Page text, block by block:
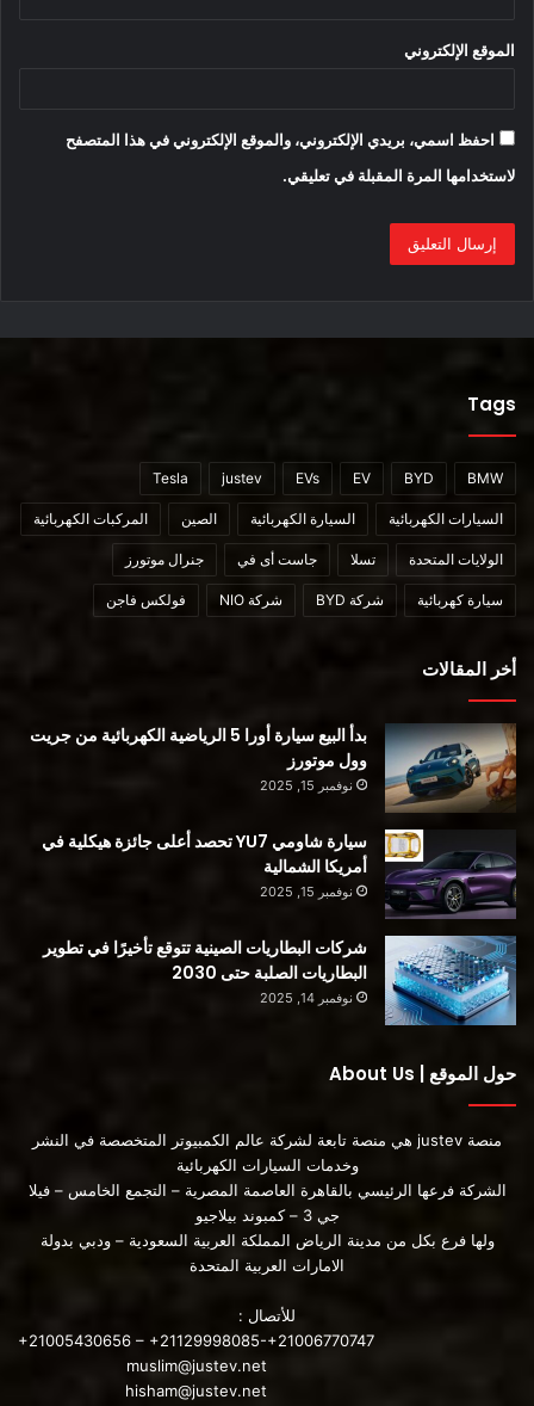
قائمة Autotrader كما يلي. إلى جانب أفضل السيارات الجديدة لعام
2022 ، نقوم بتضمين السيارات الهجينة والتي تعمل بالوقود حتى
تتمكن من معرفة السيارات التي اختارها المنشور بالضبط. لم يتم
ترتيبها ، بل تم سردها حسب الترتيب الأبجدي :
فورد F-150 لايتنينغ موديل 2022
فورد مافريك موديل 2022
Genesis GV70 موديل 2022
هوندا سيفيك موديل 2022
هيونداي أيونيك 5 موديل 2022
جيب جراند شيروكي موديل 2022
كيا كرنفال موديل 2022
نيسان فرونتير موديل 2022
ريفيان R1T موديل 2022
فولكس فاجن جولف جي تي آي موديل 2022
الموقع الإلكتروني
احفظ اسمي، بريدي الإلكتروني، والموقع الإلكتروني في هذا المتصفح
لاستخدامها المرة المقبلة في تعليقي.
Tags
BMW
BYD
EV
EVs
justev
Tesla
السيارات الكهربائية السيارة الكهربائية الصين المركبات الكهربائية
الولايات المتحدة تسلا جاست أى في جنرال موتورز
سيارة كهربائية شركة BYD شركة NIO فولكس فاجن
أخر المقالات
بدأ البيع سيارة أورا 5 الرياضية الكهربائية من جريت
وول موتورز
نوفمبر 15, 2025
سيارة شاومي YU7 تحصد أعلى جائزة هيكلية في
أمريكا الشمالية
نوفمبر 15, 2025
شركات البطاريات الصينية تتوقع تأخيرًا في تطوير
البطاريات الصلبة حتى 2030
نوفمبر 14, 2025
حول الموقع | About Us
منصة justev هي منصة تابعة لشركة عالم الكمبيوتر المتخصصة في النشر
وخدمات السيارات الكهربائية
الشركة فرعها الرئيسي بالقاهرة العاصمة المصرية – التجمع الخامس – فيلا
جي 3 – كمبوند بيلاجيو
ولها فرع بكل من مدينة الرياض المملكة العربية السعودية – ودبي بدولة
الامارات العربية المتحدة
للأتصال :
+21005430656 – +21129998085-+21006770747
muslim@justev.net
hisham@justev.net